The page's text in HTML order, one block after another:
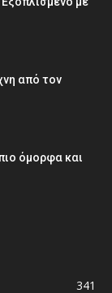
από τον
όμορφα και
341